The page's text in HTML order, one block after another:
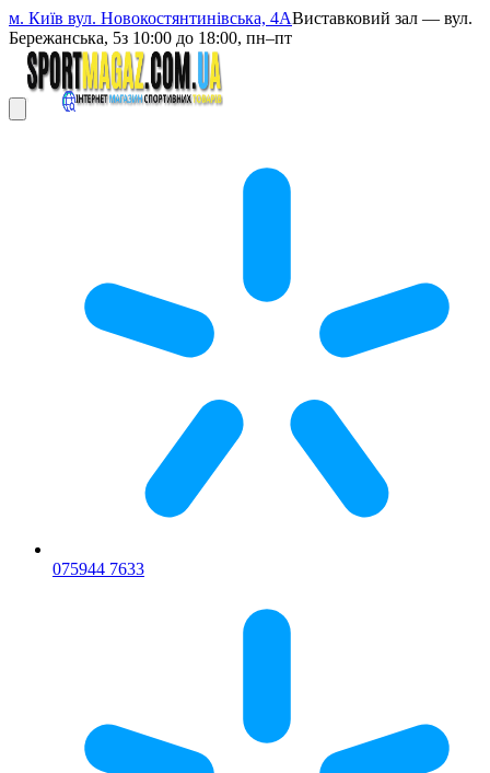
м. Київ вул. Новокостянтинівська, 4АВиставковий зал — вул.
Бережанська, 5з 10:00 до 18:00, пн–пт
075944 7633